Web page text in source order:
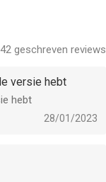
42 geschreven reviews
versie hebt
hebt
28/01/2023